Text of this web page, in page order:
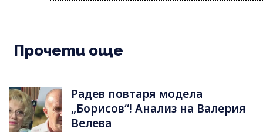
Прочети още
Радев повтаря модела
„Борисов“! Анализ на Валерия
Велева